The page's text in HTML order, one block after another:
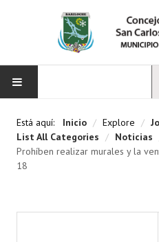
CONCEJO
Integrantes del Concejo
Está aquí: Inicio / Explore /
List All Categories / Noticias
Prohíben realizar murales y la
18